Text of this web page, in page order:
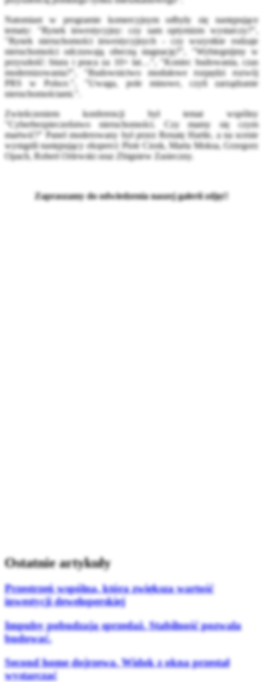
Natomiast w programie komercyjnym odbyły się następujące
tematy: "Rynek inwestycyjny: czy sam optymizm wystarczy?",
"Rynek nieruchomości inwestycyjnych - czy wszystkie rodzaje
nieruchomości odczuwają obecną stagnację?", "Wybiegnijmy w
przyszłość: biura i praca za 10+ lat…", "Koniec budowania, czas
modernizowania?", "Budownictwo modułowe rozpędzi rozwój
PRS w Polsce.", "Uwaga, pole minowe, czyli zarządzanie
nieruchomościami.".
Zwieńczeniem konferencji był temat wspólny
"Cyberbezpieczeństwo nieruchomości. Czy mamy się czym
martwić?" Panel moderowany był przez Renatę Hartle, a na scenie
wystąpili następujący eksperci: Piotr Ciosk, Marta Moksa, Grzegorz
Opach, Robert Orlewski oraz Zbigniew Zasieczny.
Zapraszamy do odwiedzenia naszej galerii zdjęć!
Ostatnie artykuły
Przestrzeń wspólna, która zwiększa wartość
inwestycji deweloperskiej
Impulsy pobudzają sprzedaż. Stabilność pozwala
budować.
Second home dojrzewa. Widok z okna przestał
wystarczać